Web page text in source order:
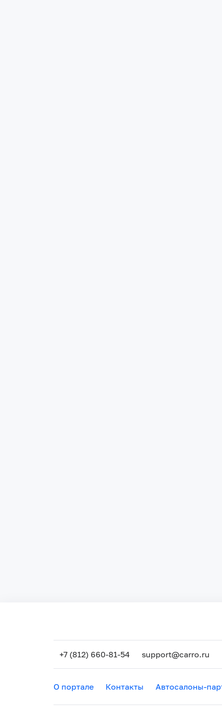
+7 (812) 660-81-54 support@carro.ru
О портале Контакты Автосалоны-